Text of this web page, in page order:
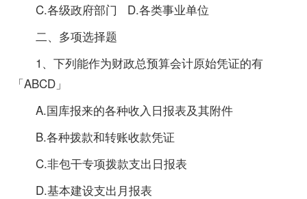
C.各级政府部门 D.各类事业单位
二、多项选择题
1、下列能作为财政总预算会计原始凭证的有
「ABCD」
A.国库报来的各种收入日报表及其附件
B.各种拨款和转账收款凭证
C.非包干专项拨款支出日报表
D.基本建设支出月报表